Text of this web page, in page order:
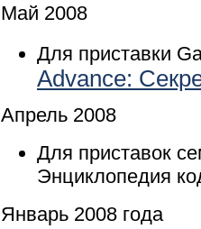
Май 2008
Для приставки
Advance:
Апрель 2008
Для приставок
Энциклопедия
Январь 2008 года